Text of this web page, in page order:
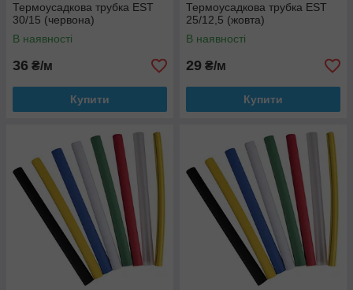
Термоусадкова трубка EST
30/15 (червона)
В наявності
36 ₴/м
Купити
Термоусадкова трубка EST
25/12,5 (жовта)
В наявності
29 ₴/м
Купити